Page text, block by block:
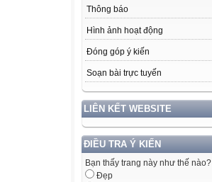
Thông báo
Hình ảnh hoạt động
Đóng góp ý kiến
Soạn bài trực tuyến
LIÊN KẾT WEBSITE
ĐIỀU TRA Ý KIẾN
Bạn thấy trang này như thế nào?
Đẹp